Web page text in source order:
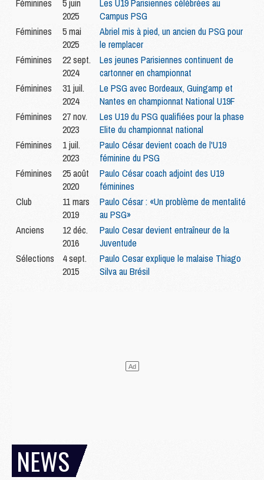
Féminines
5 juin
2025
Les U19 Parisiennes célébrées au
Campus PSG
Féminines
5 mai
2025
Abriel mis à pied, un ancien du PSG pour
le remplacer
Féminines
22 sept.
2024
Les jeunes Parisiennes continuent de
cartonner en championnat
Féminines
31 juil.
2024
Le PSG avec Bordeaux, Guingamp et
Nantes en championnat National U19F
Féminines
27 nov.
2023
Les U19 du PSG qualifiées pour la phase
Elite du championnat national
Féminines
1 juil.
2023
Paulo César devient coach de l'U19
féminine du PSG
Féminines
25 août
2020
Paulo César coach adjoint des U19
féminines
Club
11 mars
2019
Paulo César : «Un problème de mentalité
au PSG»
Anciens
12 déc.
2016
Paulo Cesar devient entraîneur de la
Juventude
Sélections
4 sept.
2015
Paulo Cesar explique le malaise Thiago
Silva au Brésil
NEWS